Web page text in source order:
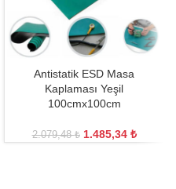
Antistatik ESD Masa
Kaplaması Yeşil
100cmx100cm
2.079,48₺ 1.485,34 ₺